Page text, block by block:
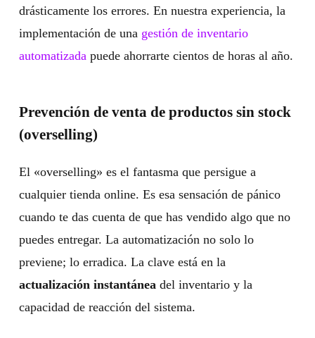
drásticamente los errores. En nuestra experiencia, la
implementación de una gestión de inventario
automatizada puede ahorrarte cientos de horas al año.
Prevención de venta de productos sin stock
(overselling)
El «overselling» es el fantasma que persigue a
cualquier tienda online. Es esa sensación de pánico
cuando te das cuenta de que has vendido algo que no
puedes entregar. La automatización no solo lo
previene; lo erradica. La clave está en la
actualización instantáneadel inventario y la
capacidad de reacción del sistema.